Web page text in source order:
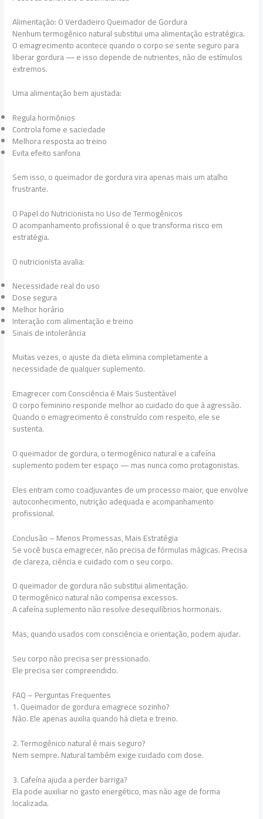
Alimentação: O Verdadeiro Queimador de Gordura
Nenhum termogênico natural substitui uma alimentação estratégica.
O emagrecimento acontece quando o corpo se sente seguro para
liberar gordura — e isso depende de nutrientes, não de estímulos
extremos.
Uma alimentação bem ajustada:
Regula hormônios
Controla fome e saciedade
Melhora resposta ao treino
Evita efeito sanfona
Sem isso, o queimador de gordura vira apenas mais um atalho
frustrante.
O Papel do Nutricionista no Uso de Termogênicos
O acompanhamento profissional é o que transforma risco em
estratégia.
O nutricionista avalia:
Necessidade real do uso
Dose segura
Melhor horário
Interação com alimentação e treino
Sinais de intolerância
Muitas vezes, o ajuste da dieta elimina completamente a
necessidade de qualquer suplemento.
Emagrecer com Consciência é Mais Sustentável
O corpo feminino responde melhor ao cuidado do que à agressão.
Quando o emagrecimento é construído com respeito, ele se
sustenta.
O queimador de gordura, o termogênico natural e a cafeína
suplemento podem ter espaço — mas nunca como protagonistas.
Eles entram como coadjuvantes de um processo maior, que envolve
autoconhecimento, nutrição adequada e acompanhamento
profissional.
Conclusão – Menos Promessas, Mais Estratégia
Se você busca emagrecer, não precisa de fórmulas mágicas. Precisa
de clareza, ciência e cuidado com o seu corpo.
O queimador de gordura não substitui alimentação.
O termogênico natural não compensa excessos.
A cafeína suplemento não resolve desequilíbrios hormonais.
Mas, quando usados com consciência e orientação, podem ajudar.
Seu corpo não precisa ser pressionado.
Ele precisa ser compreendido.
FAQ – Perguntas Frequentes
1. Queimador de gordura emagrece sozinho?
Não. Ele apenas auxilia quando há dieta e treino.
2. Termogênico natural é mais seguro?
Nem sempre. Natural também exige cuidado com dose.
3. Cafeína ajuda a perder barriga?
Ela pode auxiliar no gasto energético, mas não age de forma
localizada.